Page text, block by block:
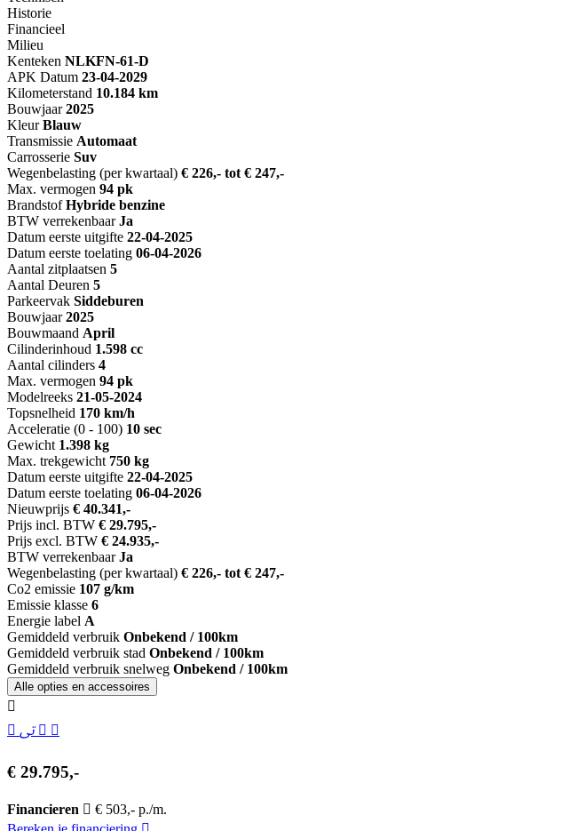
Historie
Financieel
Milieu
Kenteken NLKFN-61-D
APK Datum 23-04-2029
Kilometerstand 10.184 km
Bouwjaar 2025
Kleur Blauw
Transmissie Automaat
Carrosserie Suv
Wegenbelasting (per kwartaal) € 226,- tot € 247,-
Max. vermogen 94 pk
Brandstof Hybride benzine
BTW verrekenbaar Ja
Datum eerste uitgifte 22-04-2025
Datum eerste toelating 06-04-2026
Aantal zitplaatsen 5
Aantal Deuren 5
Parkeervak Siddeburen
Bouwjaar 2025
Bouwmaand April
Cilinderinhoud 1.598 cc
Aantal cilinders 4
Max. vermogen 94 pk
Modelreeks 21-05-2024
Topsnelheid 170 km/h
Acceleratie (0 - 100) 10 sec
Gewicht 1.398 kg
Max. trekgewicht 750 kg
Datum eerste uitgifte 22-04-2025
Datum eerste toelating 06-04-2026
Nieuwprijs € 40.341,-
Prijs incl. BTW € 29.795,-
Prijs excl. BTW € 24.935,-
BTW verrekenbaar Ja
Wegenbelasting (per kwartaal) € 226,- tot € 247,-
Co2 emissie 107 g/km
Emissie klasse 6
Energie label A
Gemiddeld verbruik Onbekend / 100km
Gemiddeld verbruik stad Onbekend / 100km
Gemiddeld verbruik snelweg Onbekend / 100km
Alle opties en accessoires
€ 29.795,-
Financieren
€ 503,- p./m.